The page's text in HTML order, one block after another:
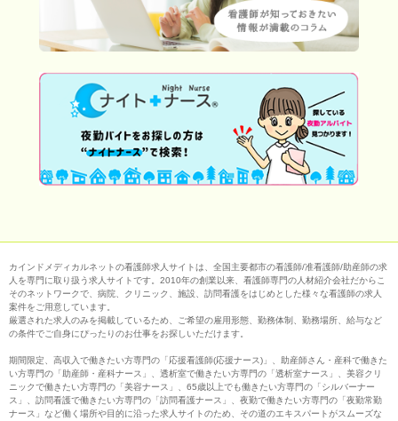
カインドメディカルネットの看護師求人サイトは、全国主要都市の看護師/准看護師/助産師の求
人を専門に取り扱う求人サイトです。2010年の創業以来、看護師専門の人材紹介会社だからこ
そのネットワークで、病院、クリニック、施設、訪問看護をはじめとした様々な看護師の求人
案件をご用意しています。
厳選された求人のみを掲載しているため、ご希望の雇用形態、勤務体制、勤務場所、給与など
の条件でご自身にぴったりのお仕事をお探しいただけます。
期間限定、高収入で働きたい方専門の「応援看護師(応援ナース)」、助産師さん・産科で働きた
い方専門の「助産師・産科ナース」、透析室で働きたい方専門の「透析室ナース」、美容クリ
ニックで働きたい方専門の「美容ナース」、65歳以上でも働きたい方専門の「シルバーナー
ス」、訪問看護で働きたい方専門の「訪問看護ナース」、夜勤で働きたい方専門の「夜勤常勤
ナース」など働く場所や目的に沿った求人サイトのため、その道のエキスパートがスムーズな